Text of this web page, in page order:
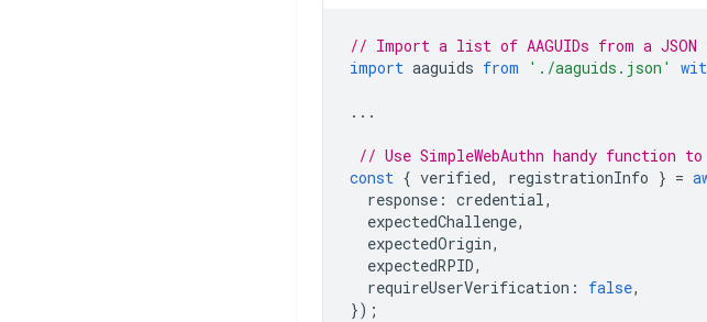
// Import a list of AAGUIDs from a
import aaguids from './aaguids.json'
...
// Use SimpleWebAuthn handy
const { verified, registrationInfo } =
response : credential,
expectedChallenge,
expectedOrigin,
expectedRPID,
requireUserVerification : false,
});